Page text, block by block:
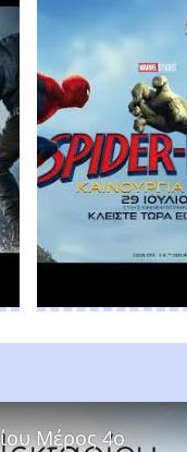
Μέρος 4ο